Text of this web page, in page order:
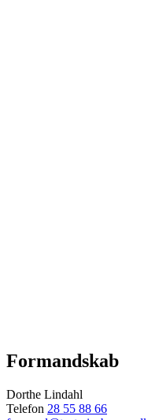
Formandskab
Dorthe Lindahl
Telefon 28 55 88 66